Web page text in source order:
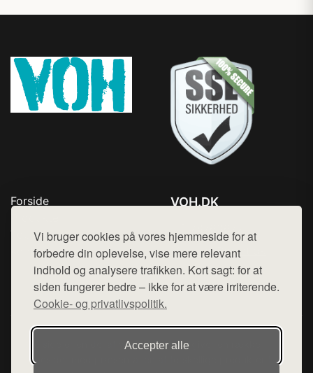
Vi bruger cookies på vores hjemmeside for at
forbedre din oplevelse, vise mere relevant
indhold og analysere trafikken. Kort sagt: for at
siden fungerer bedre – ikke for at være irriterende.
Cookie- og privatlivspolitik.
Accepter alle
Forside
Top Rabatter
Kontakt
VOH.DK
Mail: hej@want.dk
Cookie- og privatlivspolitik
Denne side er en del af want.dk, der udgiver en række
hjemmesider med præsentation af forskellige produkter fra